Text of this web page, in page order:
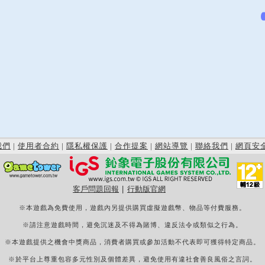
們 | 使用者合約 | 隱私權保護 | 合作提案 | 網站導覽 | 聯絡我們 | 網頁安
客戶問題回報 行動版官網
※本遊戲為免費使用，遊戲內另提供購買虛擬遊戲幣、物品等付費服務。
※請注意遊戲時間，避免沉迷及不得為賭博、違反法令或類似之行為。
※本遊戲提供之機會中獎商品，消費者購買或參加活動不代表即可獲得特定商品。
※於平台上尊重包容多元性別及個體差異，避免使用有違社會善良風俗之言詞。